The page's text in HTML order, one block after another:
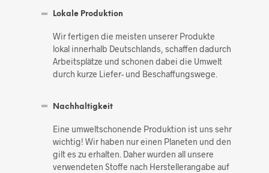
Lokale Produktion
Wir fertigen die meisten unserer Produkte
lokal innerhalb Deutschlands, schaffen dadurch
Arbeitsplätze und schonen dabei die Umwelt
durch kurze Liefer- und Beschaffungswege.
Nachhaltigkeit
Eine umweltschonende Produktion ist uns sehr
wichtig! Wir haben nur einen Planeten und den
gilt es zu erhalten. Daher wurden all unsere
verwendeten Stoffe nach Herstellerangabe auf